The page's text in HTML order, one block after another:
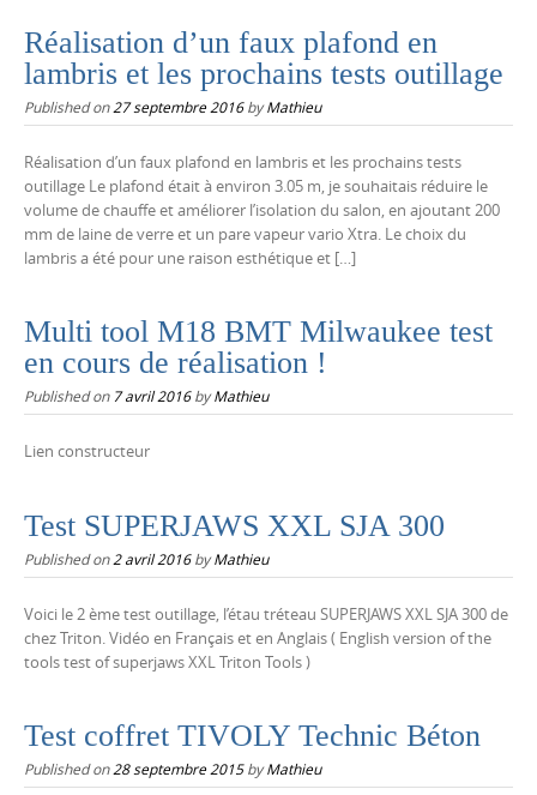
Réalisation d’un faux plafond en
lambris et les prochains tests outillage
Published on27 septembre 2016byMathieu
Réalisation d’un faux plafond en lambris et les prochains tests
outillage Le plafond était à environ 3.05 m, je souhaitais réduire le
volume de chauffe et améliorer l’isolation du salon, en ajoutant 200
mm de laine de verre et un pare vapeur vario Xtra. Le choix du
lambris a été pour une raison esthétique et […]
Multi tool M18 BMT Milwaukee test
en cours de réalisation !
Published on 7 avril 2016byMathieu
Lien constructeur
Test SUPERJAWS XXL SJA 300
Published on2 avril 2016byMathieu
Voici le 2 ème test outillage, l’étau tréteau SUPERJAWS XXL SJA 300 de
chez Triton. Vidéo en Français et en Anglais ( English version of the
tools test of superjaws XXL Triton Tools )
Test coffret TIVOLY Technic Béton
Published on28 septembre 2015byMathieu